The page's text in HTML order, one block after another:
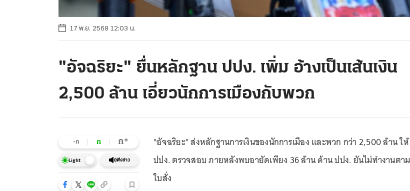
17 พ.ย. 2568 12:03 น.
"อัจฉริยะ" ยื่นหลักฐาน ปปง. เพิ่ม อ้างเป็นเส้นเงิน
2,500 ล้าน เอี่ยวนักการเมืองกับพวก
-ก ก ก+
Light ฟังข่าว
"อัจฉริยะ" ส่งหลักฐานการเงินของนักการเมือง และพวก กว่า 2,500 ล้าน ให้
ปปง. ตรวจสอบ ภายหลังพบอายัดเพียง 36 ล้าน ด้าน ปปง. ยันไม่ทำงานตาม
ใบสั่ง